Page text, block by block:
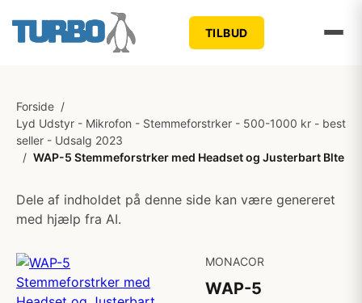
TILBUD
Forside /
Lyd Udstyr - Mikrofon - Stemmeforstrker - 500-1000 kr - best
seller - Udsalg 2023
/ WAP-5 Stemmeforstrker med Headset og Justerbart Blte
Dele af indholdet på denne side kan være genereret
med hjælp fra AI.
MONACOR
WAP-5